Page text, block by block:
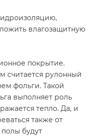
влагозащитную
покрытие.
считается рулонный
фольги. Такой
выполняет роль
тепло. Да, и
также от
будут